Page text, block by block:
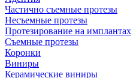
Частично съемные протезы
Несъемные протезы
Протезирование на имплантах
Съемные протезы
Коронки
Виниры
Керамические виниры